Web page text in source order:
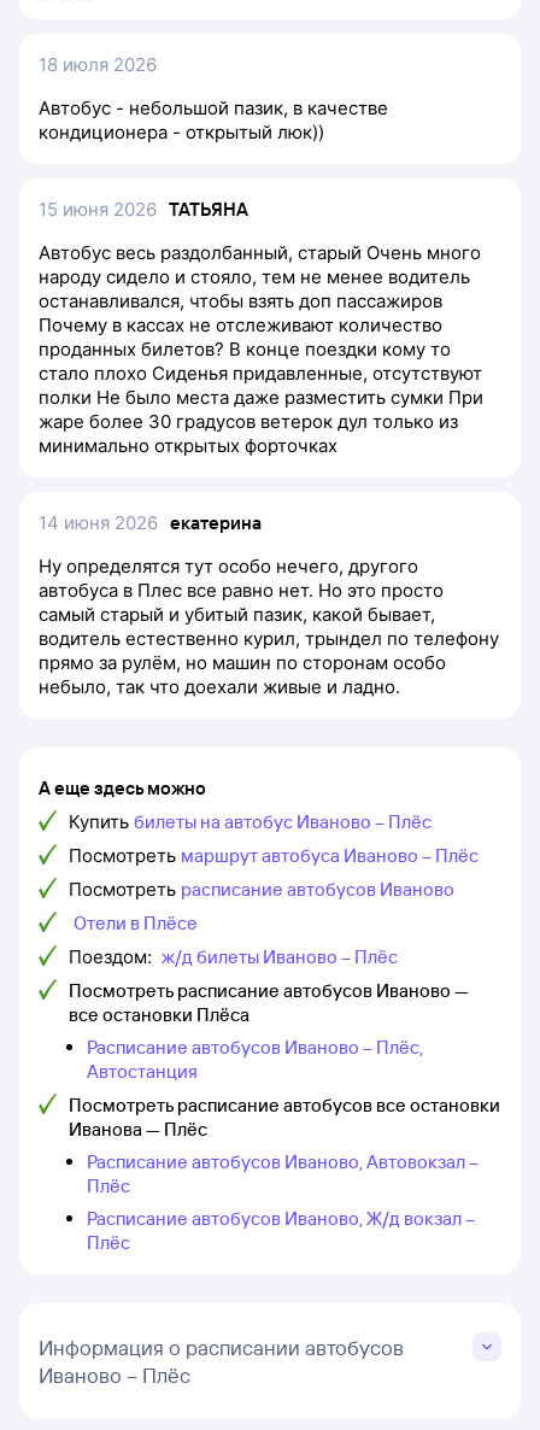
18 июля 2026
Автобус - небольшой пазик, в качестве
кондиционера - открытый люк))
15 июня 2026 ТАТЬЯНА
Автобус весь раздолбанный, старый Очень много
народу сидело и стояло, тем не менее водитель
останавливался, чтобы взять доп пассажиров
Почему в кассах не отслеживают количество
проданных билетов? В конце поездки кому то
стало плохо Сиденья придавленные, отсутствуют
полки Не было места даже разместить сумки При
жаре более 30 градусов ветерок дул только из
минимально открытых форточках
14 июня 2026 екатерина
Ну определятся тут особо нечего, другого
автобуса в Плес все равно нет. Но это просто
самый старый и убитый пазик, какой бывает,
водитель естественно курил, трындел по телефону
прямо за рулём, но машин по сторонам особо
небыло, так что доехали живые и ладно.
А еще здесь можно
Купить билеты на автобус Иваново – Плёс
Посмотреть маршрут автобуса Иваново – Плёс
Посмотреть расписание автобусов Иваново
Отели в Плёсе
Поездом: ж/д билеты Иваново – Плёс
Посмотреть расписание автобусов Иваново —
все остановки Плёса
Расписание автобусов Иваново – Плёс,
Автостанция
Посмотреть расписание автобусов все остановки
Иванова — Плёс
Расписание автобусов Иваново, Автовокзал –
Плёс
Расписание автобусов Иваново, Ж/д вокзал –
Плёс
Информация о расписании автобусов
Иваново – Плёс